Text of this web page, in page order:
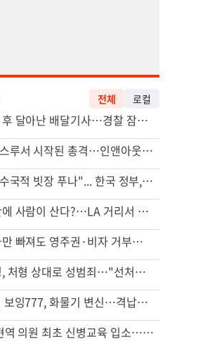
전체 로컬
신호위반 후 달아난 배달기사…경찰 잠복해 잡고보니 ‘반전’
드라이브스루서 시작된 총격…인앤아웃 참사 영상 공개
"65세 복수국적 빗장 푸나"... 한국 정부, 연령 완화 전면 추진
광고판 안에 사람이 산다?…LA 거리서 화제
서류 하나만 빠져도 영주권·비자 거부…심사관 재량권 대폭 확대
한인 남성, 처형 상대로 성범죄…"선처해줬더니 배신자 취급"
74m짜리 보잉777, 화물기 변신…격납고서 ‘보물’ 찾는 인천공항
천하람, 현역 의원 최초 신병교육 입소…논산서 2박3일 생활